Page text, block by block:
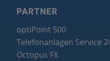
PARTNER
optiPoint 500
Telefonanlagen Service
Octopus FX